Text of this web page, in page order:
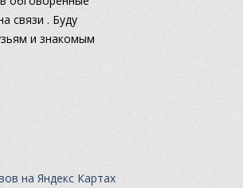
связи . Буду
и знакомым
на Яндекс Картах